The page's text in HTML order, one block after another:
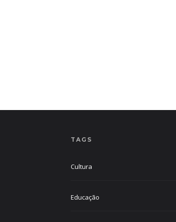
TAGS
Cultura
Educação